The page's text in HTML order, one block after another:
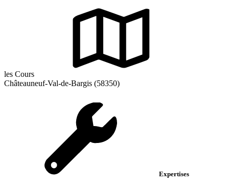
les Cours
Châteauneuf-Val-de-Bargis (58350)
Expertises